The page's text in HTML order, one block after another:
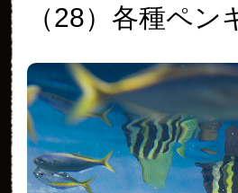
（28）各種ペン